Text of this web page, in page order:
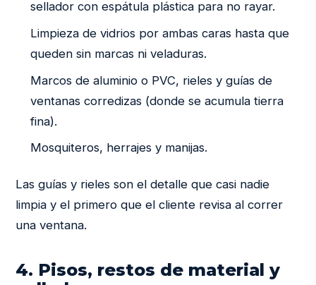
sellador con espátula plástica para no rayar.
Limpieza de vidrios por ambas caras hasta que
queden sin marcas ni veladuras.
Marcos de aluminio o PVC, rieles y guías de
ventanas corredizas (donde se acumula tierra
fina).
Mosquiteros, herrajes y manijas.
Las guías y rieles son el detalle que casi nadie
limpia y el primero que el cliente revisa al correr
una ventana.
4. Pisos, restos de material y